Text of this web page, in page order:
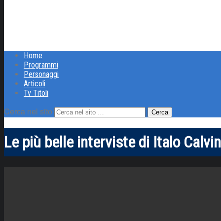
Home
Programmi
Personaggi
Articoli
Tv Titoli
Cerca nel sito
Le più belle interviste di Italo